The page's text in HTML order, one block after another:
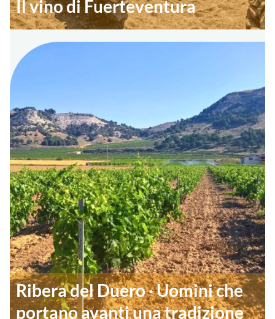
Il vino di Fuerteventura
Ribera del Duero · Uomini che
portano avanti una tradizione